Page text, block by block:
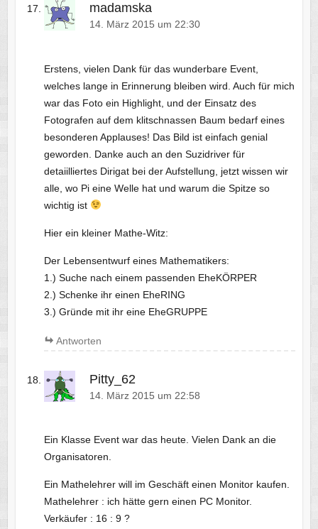
madamska
14. März 2015 um 22:30
Erstens, vielen Dank für das wunderbare Event,
welches lange in Erinnerung bleiben wird. Auch für mich
war das Foto ein Highlight, und der Einsatz des
Fotografen auf dem klitschnassen Baum bedarf eines
besonderen Applauses! Das Bild ist einfach genial
geworden. Danke auch an den Suzidriver für
detaiilliertes Dirigat bei der Aufstellung, jetzt wissen wir
alle, wo Pi eine Welle hat und warum die Spitze so
wichtig ist
Hier ein kleiner Mathe-Witz:
Der Lebensentwurf eines Mathematikers:
1.) Suche nach einem passenden EheKÖRPER
2.) Schenke ihr einen EheRING
3.) Gründe mit ihr eine EheGRUPPE
Antworten
Pitty_62
14. März 2015 um 22:58
Ein Klasse Event war das heute. Vielen Dank an die
Organisatoren.
Ein Mathelehrer will im Geschäft einen Monitor kaufen.
Mathelehrer : ich hätte gern einen PC Monitor.
Verkäufer : 16 : 9 ?